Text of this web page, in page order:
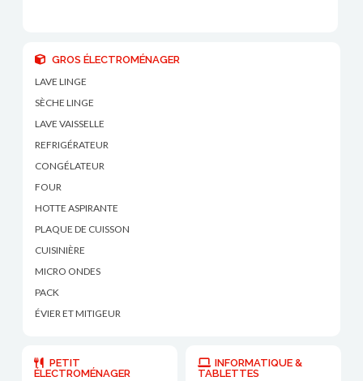
GROS ÉLECTROMÉNAGER
LAVE LINGE
SÈCHE LINGE
LAVE VAISSELLE
REFRIGÉRATEUR
CONGÉLATEUR
FOUR
HOTTE ASPIRANTE
PLAQUE DE CUISSON
CUISINIÈRE
MICRO ONDES
PACK
ÉVIER ET MITIGEUR
PETIT
ÉLECTROMÉNAGER
INFORMATIQUE &
TABLETTES